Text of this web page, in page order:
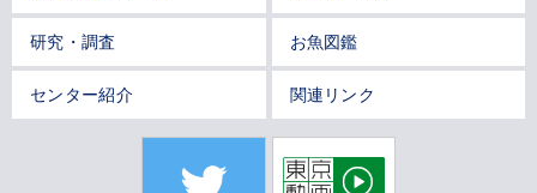
研究・調査 お魚図鑑
センター紹介 関連リンク